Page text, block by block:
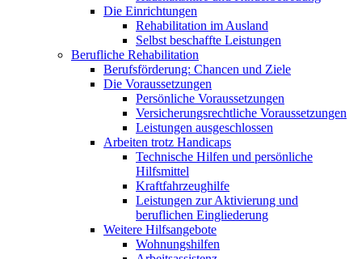
Die Einrichtungen
Rehabilitation im Ausland
Selbst beschaffte Leistungen
Berufliche Rehabilitation
Berufsförderung: Chancen und Ziele
Die Voraussetzungen
Persönliche Voraussetzungen
Versicherungsrechtliche Voraussetzungen
Leistungen ausgeschlossen
Arbeiten trotz Handicaps
Technische Hilfen und persönliche
Hilfsmittel
Kraftfahrzeughilfe
Leistungen zur Aktivierung und
beruflichen Eingliederung
Weitere Hilfsangebote
Wohnungshilfen